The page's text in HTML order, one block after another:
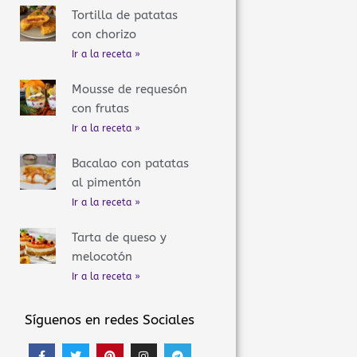
Tortilla de patatas
con chorizo
Ir a la receta »
Mousse de requesón
con frutas
Ir a la receta »
Bacalao con patatas
al pimentón
Ir a la receta »
Tarta de queso y
melocotón
Ir a la receta »
Síguenos en redes Sociales
F
T
P
I
T